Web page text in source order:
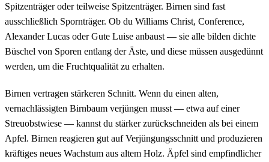
Spitzenträger oder teilweise Spitzenträger. Birnen sind fast
ausschließlich Spornträger. Ob du Williams Christ, Conference,
Alexander Lucas oder Gute Luise anbaust — sie alle bilden dichte
Büschel von Sporen entlang der Äste, und diese müssen ausgedünnt
werden, um die Fruchtqualität zu erhalten.
Birnen vertragen stärkeren Schnitt. Wenn du einen alten,
vernachlässigten Birnbaum verjüngen musst — etwa auf einer
Streuobstwiese — kannst du stärker zurückschneiden als bei einem
Apfel. Birnen reagieren gut auf Verjüngungsschnitt und produzieren
kräftiges neues Wachstum aus altem Holz. Äpfel sind empfindlicher